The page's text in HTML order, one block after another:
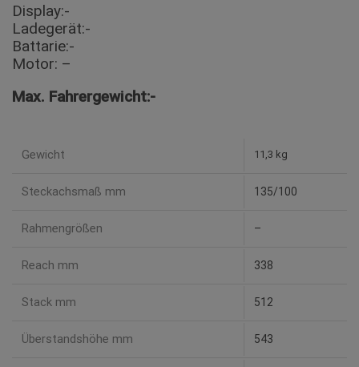
Display:-
Ladegerät:-
Battarie:-
Motor: –
Max. Fahrergewicht:-
Gewicht 11,3 kg
Steckachsmaß mm 135/100
Rahmengrößen –
Reach mm 338
Stack mm 512
Überstandshöhe mm 543